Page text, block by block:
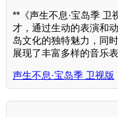
**《声生不息·宝岛季 卫
才，通过生动的表演和
岛文化的独特魅力，同
展现了丰富多样的音乐
声生不息·宝岛季 卫视版